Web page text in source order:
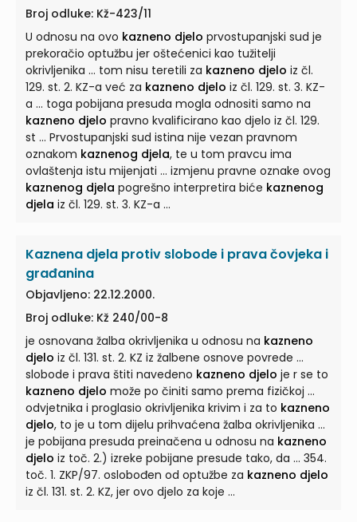
Broj odluke: Kž-423/11
U odnosu na ovo kazneno djelo prvostupanjski sud je
prekoračio optužbu jer oštećenici kao tužitelji
okrivljenika ... tom nisu teretili za kazneno djelo iz čl.
129. st. 2. KZ-a već za kazneno djelo iz čl. 129. st. 3. KZ-
a ... toga pobijana presuda mogla odnositi samo na
kazneno djelo pravno kvalificirano kao djelo iz čl. 129.
st ... Prvostupanjski sud istina nije vezan pravnom
oznakom kaznenog djela, te u tom pravcu ima
ovlaštenja istu mijenjati ... izmjenu pravne oznake ovog
kaznenog djela pogrešno interpretira biće kaznenog
djela iz čl. 129. st. 3. KZ-a ...
Kaznena djela protiv slobode i prava čovjeka i
građanina
Objavljeno: 22.12.2000.
Broj odluke: Kž 240/00-8
je osnovana žalba okrivljenika u odnosu na kazneno
djelo iz čl. 131. st. 2. KZ iz žalbene osnove povrede ...
slobode i prava štiti navedeno kazneno djelo je r se to
kazneno djelo može po činiti samo prema fizičkoj ...
odvjetnika i proglasio okrivljenika krivim i za to kazneno
djelo, to je u tom dijelu prihvaćena žalba okrivljenika ...
je pobijana presuda preinačena u odnosu na kazneno
djelo iz toč. 2.) izreke pobijane presude tako, da ... 354.
toč. 1. ZKP/97. oslobođen od optužbe za kazneno djelo
iz čl. 131. st. 2. KZ, jer ovo djelo za koje ...